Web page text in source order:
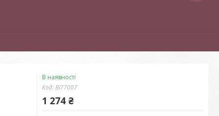
В наявності
Код:BI77007
1 274 ₴